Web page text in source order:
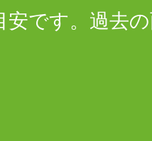
です。過去